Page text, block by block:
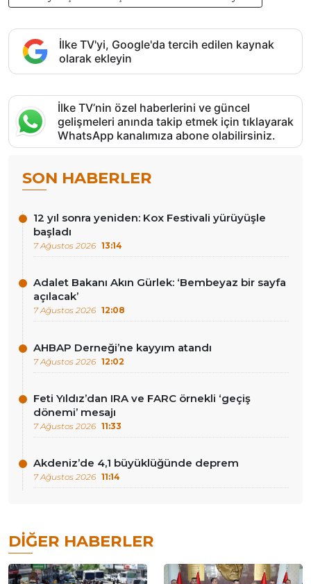
İlke TV'yi, Google'da tercih edilen kaynak
olarak ekleyin
İlke TV’nin özel haberlerini ve güncel
gelişmeleri anında takip etmek için tıklayarak
WhatsApp kanalımıza abone olabilirsiniz.
SON HABERLER
12 yıl sonra yeniden: Kox Festivali yürüyüşle
başladı
7 Ağustos 2026 13:14
Adalet Bakanı Akın Gürlek: ‘Bembeyaz bir sayfa
açılacak’
7 Ağustos 2026 12:08
AHBAP Derneği’ne kayyım atandı
7 Ağustos 2026 12:02
Feti Yıldız’dan IRA ve FARC örnekli ‘geçiş
dönemi’ mesajı
7 Ağustos 2026 11:33
Akdeniz’de 4,1 büyüklüğünde deprem
7 Ağustos 2026 11:14
DIĞER HABERLER